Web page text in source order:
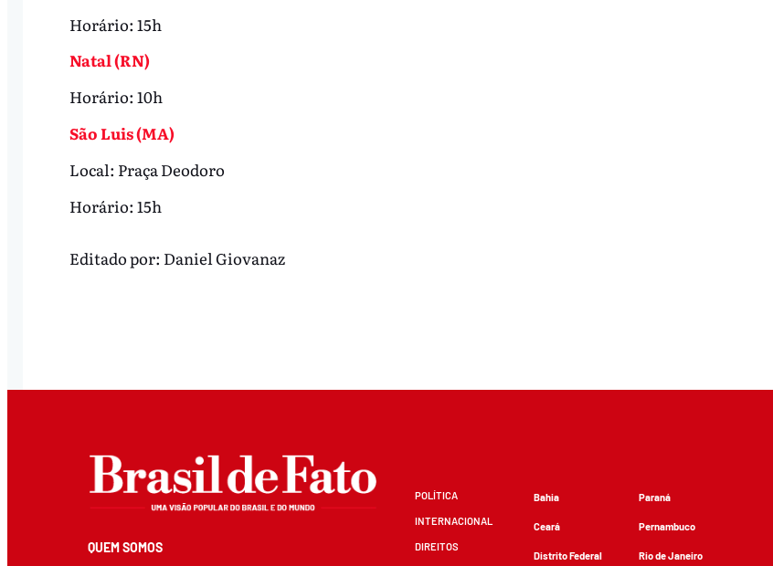
Horário: 15h
Natal (RN)
Horário: 10h
São Luis (MA)
Local: Praça Deodoro
Horário: 15h
Editado por: Daniel Giovanaz
QUEM SOMOS
POLÍTICA
INTERNACIONAL
DIREITOS
Bahia
Ceará
Distrito Federal
Paraná
Pernambuco
Rio de Janeiro